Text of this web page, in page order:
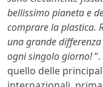
bellissimo pianeta e
comprare la plastica.
una grande
ogni singolo giorno!
quello delle